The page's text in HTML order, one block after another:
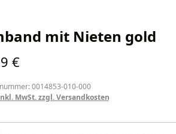
mit Nieten gold
Preis:
€
0014853-010-000
MwSt. zzgl. Versandkosten